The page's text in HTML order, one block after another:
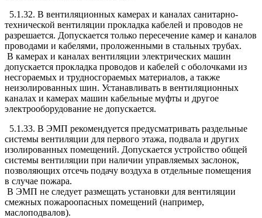
5.1.32. В вентиляционных камерах и каналах санитарно-
технической вентиляции прокладка кабелей и проводов не
разрешается. Допускается только пересечение камер и каналов
проводами и кабелями, проложенными в стальных трубах.
В камерах и каналах вентиляции электрических машин
допускается прокладка проводов и кабелей с оболочками из
несгораемых и трудносгораемых материалов, а также
неизолированных шин. Устанавливать в вентиляционных
каналах и камерах машин кабельные муфты и другое
электрооборудование не допускается.
5.1.33. В ЭМП рекомендуется предусматривать раздельные
системы вентиляции для первого этажа, подвала и других
изолированных помещений. Допускается устройство общей
системы вентиляции при наличии управляемых заслонок,
позволяющих отсечь подачу воздуха в отдельные помещения
в случае пожара.
В ЭМП не следует размещать установки для вентиляции
смежных пожароопасных помещений (например,
маслоподвалов).